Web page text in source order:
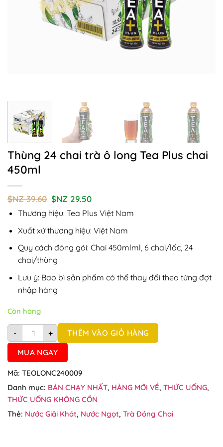
Thùng 24 chai trà ô long Tea Plus chai
450ml
$NZ39.60 Giá
gốc
là:
39.60.
$NZ 29.50Giá
tại
$NZ
29.50.
Thương hiệu: Tea Plus Việt Nam
Xuất xứ thương hiệu: Việt Nam
Quy cách đóng gói: Chai 450mlml, 6 chai/lốc, 24
chai/thùng
Lưu ý: Bao bì sản phẩm có thể thay đổi theo từng đợt
nhập hàng
Còn hàng
-
Thùng 24 chai trà ô long Tea Plus chai 450ml số lượng
+
THÊM VÀO GIỎ HÀNG
MUA NGAY
Mã: TEOLONC240009
Danh mục: BÁN CHẠY NHẤT, HÀNG MỚI VỀ, THỨC UỐNG,
THỨC UỐNG KHÔNG CỒN
Thẻ: Nước Giải Khát, Nước Ngọt, Trà Đóng Chai